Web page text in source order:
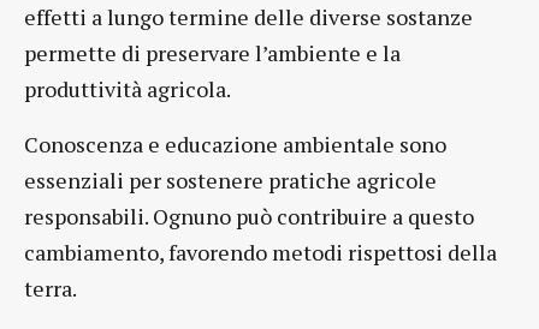
effetti a lungo termine delle diverse sostanze
permette di preservare l’ambiente e la
produttività agricola.
Conoscenza e educazione ambientale sono
essenziali per sostenere pratiche agricole
responsabili. Ognuno può contribuire a questo
cambiamento, favorendo metodi rispettosi della
terra.